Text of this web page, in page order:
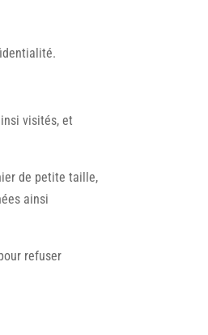
visités, et
de petite taille,
ainsi
refuser